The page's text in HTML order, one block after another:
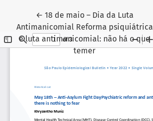
← Voltar aos Detalhes do Artigo
18 de maio – Dia da Luta
Antimanicomial Reforma psiquiátrica
e luta antimanicomial: não há o que
temer